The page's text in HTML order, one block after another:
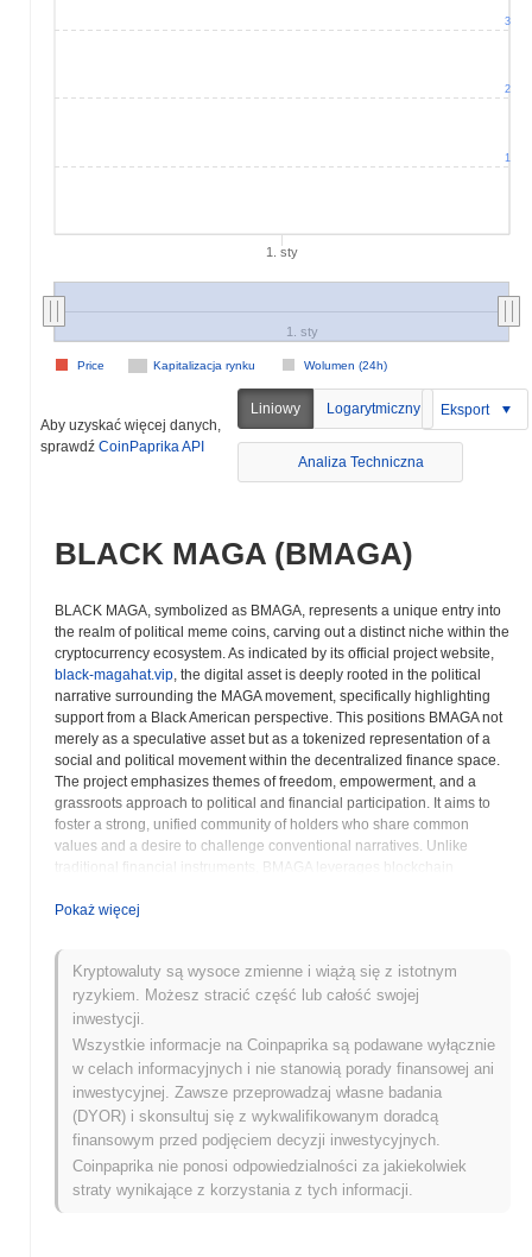
1. sty
Kapitalizacja rynku Wolumen (24h)
Price
1. sty
1
2
3
Aby uzyskać więcej danych,
sprawdź CoinPaprika API
Liniowy Logarytmiczny Eksport
Analiza Techniczna
BLACK MAGA (BMAGA)
BLACK MAGA, symbolized as BMAGA, represents a unique entry into
the realm of political meme coins, carving out a distinct niche within the
cryptocurrency ecosystem. As indicated by its official project website,
black-magahat.vip, the digital asset is deeply rooted in the political
narrative surrounding the MAGA movement, specifically highlighting
support from a Black American perspective. This positions BMAGA not
merely as a speculative asset but as a tokenized representation of a
social and political movement within the decentralized finance space.
The project emphasizes themes of freedom, empowerment, and a
grassroots approach to political and financial participation. It aims to
foster a strong, unified community of holders who share common
values and a desire to challenge conventional narratives. Unlike
traditional financial instruments, BMAGA leverages blockchain
ownership and future development are broadly distributed among its
decentralized structure is fundamental to its appeal, providing a
platform where individuals can collectively express their alignment
with its underlying ethos. The project s success is heavily reliant on
community engagement, social media virality, and the ability to
resonate with its target audience. It encourages active participation
from its holders in spreading its message and expanding its reach
across various online platforms. BMAGA often promotes itself through
a narrative of rebellion against mainstream political and financial
systems, offering a unique avenue for individuals to invest in a digital
asset that aligns with their socio-political beliefs. It exemplifies how
cryptocurrency can serve as a medium for cultural and political
expression, beyond its purely financial functions. The project s vision is
to build a robust and engaged community that not only holds the token
Pokaż więcej
Kryptowaluty są wysoce zmienne i wiążą się z istotnym
ryzykiem. Możesz stracić część lub całość swojej
inwestycji.
Wszystkie informacje na Coinpaprika są podawane wyłącznie
w celach informacyjnych i nie stanowią porady finansowej ani
inwestycyjnej. Zawsze przeprowadzaj własne badania
(DYOR) i skonsultuj się z wykwalifikowanym doradcą
finansowym przed podjęciem decyzji inwestycyjnych.
Coinpaprika nie ponosi odpowiedzialności za jakiekolwiek
straty wynikające z korzystania z tych informacji.